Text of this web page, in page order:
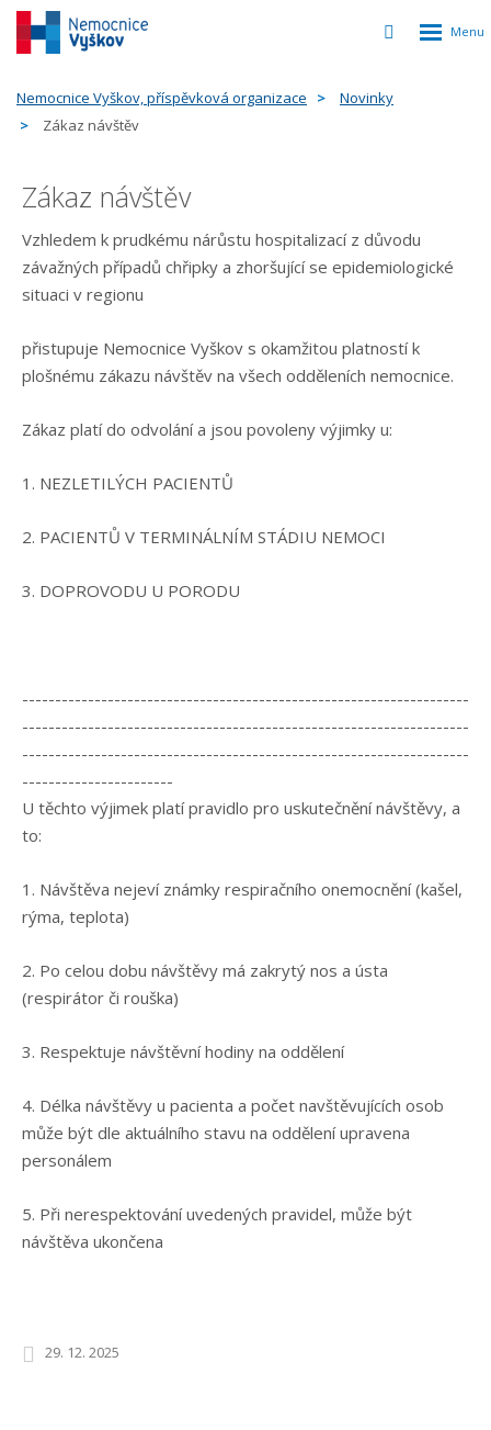
Vyhledávání
Rozbalení
Nemocnice Vyškov, příspěvková organizace
Novinky
Zákaz návštěv
Zákaz návštěv
Vzhledem k prudkému nárůstu hospitalizací z důvodu
závažných případů chřipky a zhoršující se epidemiologické
situaci v regionu
přistupuje Nemocnice Vyškov s okamžitou platností k
plošnému zákazu návštěv na všech odděleních nemocnice.
Zákaz platí do odvolání a jsou povoleny výjimky u:
1. NEZLETILÝCH PACIENTŮ
2. PACIENTŮ V TERMINÁLNÍM STÁDIU NEMOCI
3. DOPROVODU U PORODU
--------------------------------------------------------------------
--------------------------------------------------------------------
--------------------------------------------------------------------
-----------------------
U těchto výjimek platí pravidlo pro uskutečnění návštěvy, a
to:
1. Návštěva nejeví známky respiračního onemocnění (kašel,
rýma, teplota)
2. Po celou dobu návštěvy má zakrytý nos a ústa
(respirátor či rouška)
3. Respektuje návštěvní hodiny na oddělení
4. Délka návštěvy u pacienta a počet navštěvujících osob
může být dle aktuálního stavu na oddělení upravena
personálem
5. Při nerespektování uvedených pravidel, může být
návštěva ukončena
29. 12. 2025